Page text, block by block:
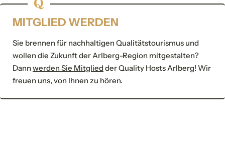
MITGLIED WERDEN
Sie brennen für nachhaltigen Qualitätstourismus und
wollen die Zukunft der Arlberg-Region mitgestalten?
Dann werden Sie Mitglied der Quality Hosts Arlberg! Wir
freuen uns, von Ihnen zu hören.